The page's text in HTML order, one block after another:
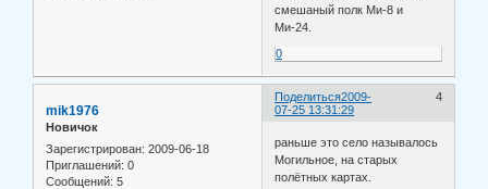
смешаный полк Ми-8 и
Ми-24.
0
Поделиться 4
2009-
07-25 13:31:29
mik1976
Новичок
Зарегистрирован: 2009-06-18
Приглашений: 0
Сообщений: 5
раньше это село называлось
Могильное, на старых
полётных картах.